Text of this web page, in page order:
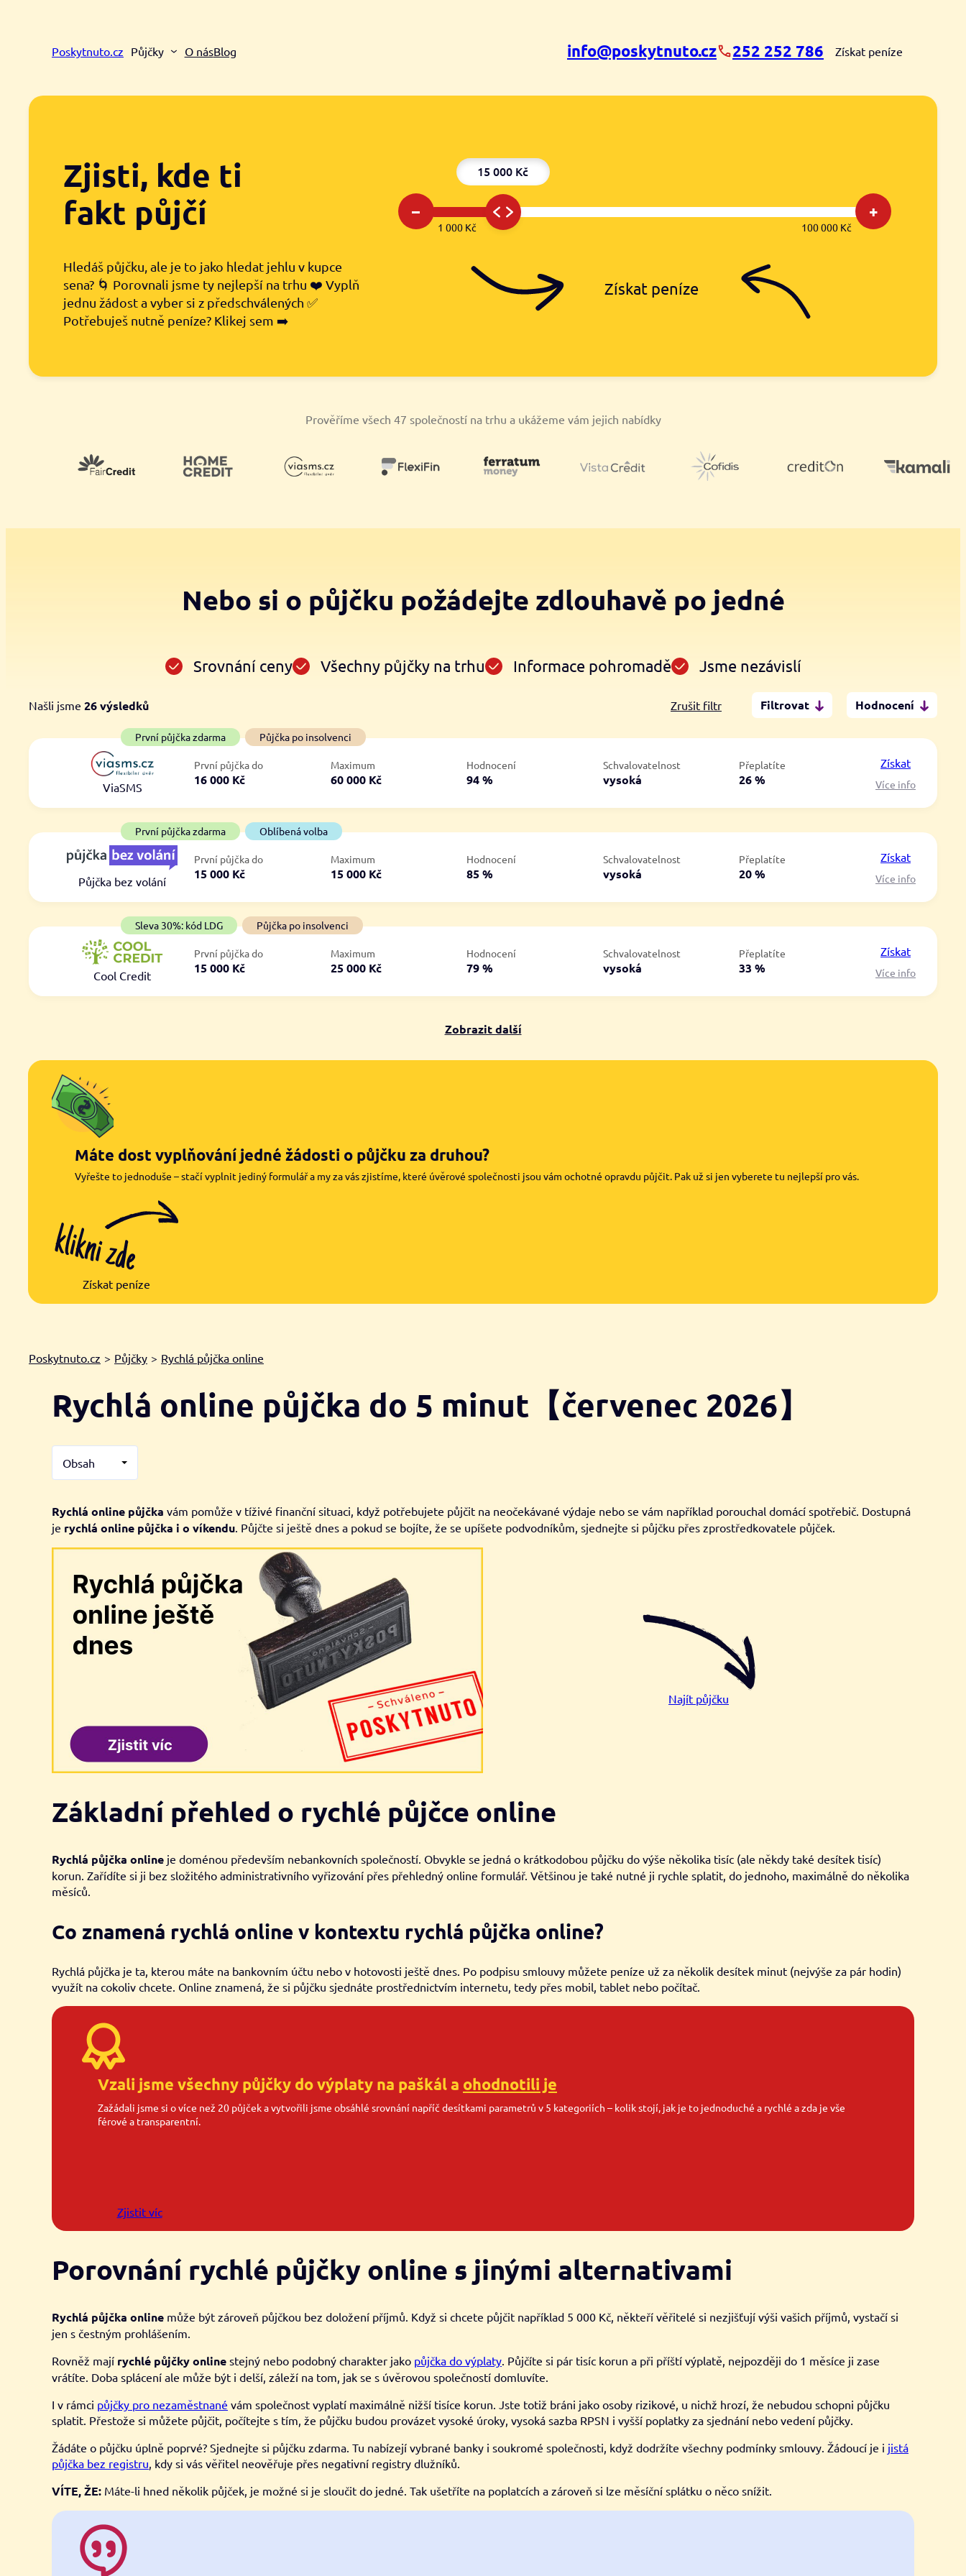
Poskytnuto.cz Půjčky O násBlog info@poskytnuto.cz 252 252 786 Získat peníze
Zjisti, kde ti
fakt půjčí
Hledáš půjčku, ale je to jako hledat jehlu v kupce
sena? 🌀 Porovnali jsme ty nejlepší na trhu ❤️ Vyplň
jednu žádost a vyber si z předschválených ✅
Potřebuješ nutně peníze? Klikej sem ➡️
15 000 Kč
– +
1 000 Kč 100 000 Kč
Získat peníze
Prověříme všech 47 společností na trhu a ukážeme vám jejich nabídky
Nebo si o půjčku požádejte zdlouhavě po jedné
Srovnání ceny Všechny půjčky na trhu Informace pohromadě Jsme nezávislí
Zrušit filtr Filtrovat
Hodnocení
Od
Do
První půjčka zdarma
ano
Našli jsme 26výsledků
První půjčka zdarma Půjčka po insolvenci
ViaSMS
První půjčka do
16 000 Kč
Maximum
60 000 Kč
Hodnocení
94 %
Schvalovatelnost
vysoká
Přeplatíte
26 %
Získat
Více info
První půjčka zdarma Oblíbená volba
Půjčka bez volání
První půjčka do
15 000 Kč
Maximum
15 000 Kč
Hodnocení
85 %
Schvalovatelnost
vysoká
Přeplatíte
20 %
Získat
Více info
Sleva 30%: kód LDG Půjčka po insolvenci
Cool Credit
První půjčka do
15 000 Kč
Maximum
25 000 Kč
Hodnocení
79 %
Schvalovatelnost
vysoká
Přeplatíte
33 %
Získat
Více info
Zobrazit další
Máte dost vyplňování jedné žádosti o půjčku za druhou?
Vyřešte to jednoduše – stačí vyplnit jediný formulář a my za vás zjistíme, které úvěrové společnosti jsou vám ochotné opravdu půjčit. Pak už si jen vyberete tu nejlepší pro vás.
Získat peníze
Poskytnuto.cz > Půjčky > Rychlá půjčka online
Rychlá online půjčka do 5 minut【červenec 2026】
Obsah
Rychlá online půjčka vám pomůže v tíživé finanční situaci, když potřebujete půjčit na neočekávané výdaje nebo se vám například porouchal domácí spotřebič. Dostupná
je rychlá online půjčka i o víkendu . Půjčte si ještě dnes a pokud se bojíte, že se upíšete podvodníkům, sjednejte si půjčku přes zprostředkovatele půjček.
Najít půjčku
Základní přehled o rychlé půjčce online
Rychlá půjčka online je doménou především nebankovních společností. Obvykle se jedná o krátkodobou půjčku do výše několika tisíc (ale někdy také desítek tisíc)
korun. Zařídíte si ji bez složitého administrativního vyřizování přes přehledný online formulář. Většinou je také nutné ji rychle splatit, do jednoho, maximálně do několika
měsíců.
Co znamená rychlá online v kontextu rychlá půjčka online?
Rychlá půjčka je ta, kterou máte na bankovním účtu nebo v hotovosti ještě dnes. Po podpisu smlouvy můžete peníze už za několik desítek minut (nejvýše za pár hodin)
využít na cokoliv chcete. Online znamená, že si půjčku sjednáte prostřednictvím internetu, tedy přes mobil, tablet nebo počítač.
Vzali jsme všechny půjčky do výplaty na paškál a ohodnotili je
Zažádali jsme si o více než 20 půjček a vytvořili jsme obsáhlé srovnání napříč desítkami parametrů v 5 kategoriích – kolik stojí, jak je to jednoduché a rychlé a zda je vše
férové a transparentní.
Zjistit víc
Porovnání rychlé půjčky online s jinými alternativami
Rychlá půjčka online může být zároveň půjčkou bez doložení příjmů. Když si chcete půjčit například 5 000 Kč, někteří věřitelé si nezjišťují výši vašich příjmů, vystačí si
jen s čestným prohlášením.
Rovněž mají rychlé půjčky online stejný nebo podobný charakter jako půjčka do výplaty . Půjčíte si pár tisíc korun a při příští výplatě, nejpozději do 1 měsíce ji zase
vrátíte. Doba splácení ale může být i delší, záleží na tom, jak se s úvěrovou společností domluvíte.
I v rámci půjčky pro nezaměstnané vám společnost vyplatí maximálně nižší tisíce korun. Jste totiž bráni jako osoby rizikové, u nichž hrozí, že nebudou schopni půjčku
splatit. Přestože si můžete půjčit, počítejte s tím, že půjčku budou provázet vysoké úroky, vysoká sazba RPSN i vyšší poplatky za sjednání nebo vedení půjčky.
Žádáte o půjčku úplně poprvé? Sjednejte si půjčku zdarma. Tu nabízejí vybrané banky i soukromé společnosti, když dodržíte všechny podmínky smlouvy. Žádoucí je i jistá
půjčka bez registru , kdy si vás věřitel neověřuje přes negativní registry dlužníků.
VÍTE, ŽE: Máte-li hned několik půjček, je možné si je sloučit do jedné. Tak ušetříte na poplatcích a zároveň si lze měsíční splátku o něco snížit.